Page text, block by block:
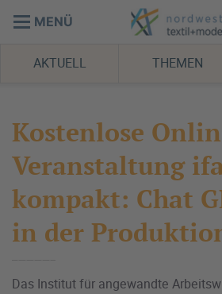
MENÜ
AKTUELL THEMEN
Kostenlose
Veranstaltung
kompakt: Chat
in der
Das Institut für angewandte